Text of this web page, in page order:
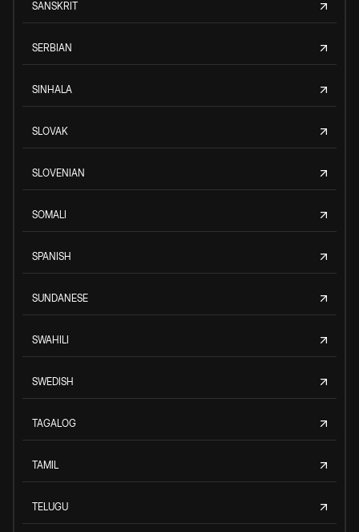
SANSKRIT
SERBIAN
SINHALA
SLOVAK
SLOVENIAN
SOMALI
SPANISH
SUNDANESE
SWAHILI
SWEDISH
TAGALOG
TAMIL
TELUGU